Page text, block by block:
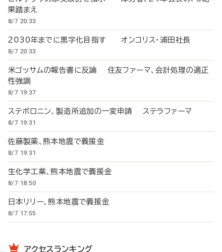
果踏まえ
8/7 20:33
2030年までに黒字化目指す オンコリス・浦田社長
8/7 20:33
米ゴッサムの報告書に反論 住友ファーマ、会計処理の適正
性強調
8/7 19:37
ステボロニン、製造所追加の一変申請 ステラファーマ
8/7 19:31
佐藤製薬、熊本地震で義援金
8/7 19:31
生化学工業、熊本地震で義援金
8/7 18:50
日本リリー、熊本地震で義援金
8/7 17:55
アクセスランキング